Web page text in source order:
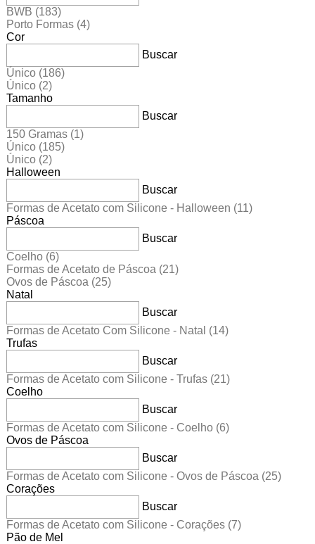
BWB (183)
Porto Formas (4)
Cor
Buscar
Único (186)
Único (2)
Tamanho
Buscar
150 Gramas (1)
Único (185)
Único (2)
Halloween
Buscar
Formas de Acetato com Silicone - Halloween (11)
Páscoa
Buscar
Coelho (6)
Formas de Acetato de Páscoa (21)
Ovos de Páscoa (25)
Natal
Buscar
Formas de Acetato Com Silicone - Natal (14)
Trufas
Buscar
Formas de Acetato com Silicone - Trufas (21)
Coelho
Buscar
Formas de Acetato com Silicone - Coelho (6)
Ovos de Páscoa
Buscar
Formas de Acetato com Silicone - Ovos de Páscoa (25)
Corações
Buscar
Formas de Acetato com Silicone - Corações (7)
Pão de Mel